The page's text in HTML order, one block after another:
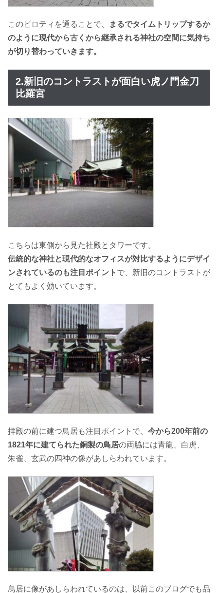
このピロティを通ることで、
まるでタイムトリップするか
のように現代から古くから継承される神社の空間に気持ち
が切り替わっていきます。
2.新旧のコントラストが面白い虎ノ門金刀
比羅宮
こちらは東側から見た社殿とタワーです。
伝統的な神社と現代的なオフィスが対比するようにデザイ
ンされているのも注目ポイント で、新旧のコントラストが
とてもよく効いています。
拝殿の前に建つ鳥居も注目ポイントで、 今から200年前の
1821年に建てられた銅製の鳥居の両脇には青龍、白虎、
朱雀、玄武の四神の像があしらわれています。
鳥居に像があしらわれているのは、以前このブログでも品